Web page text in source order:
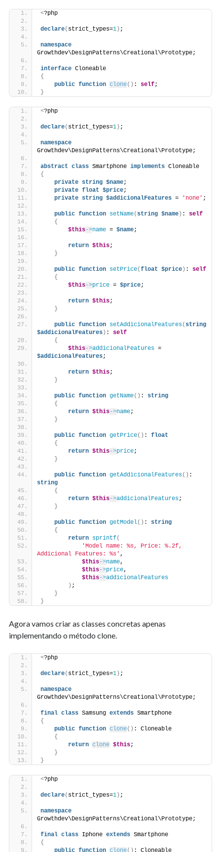
<?php
declare( strict_types=1) ;
namespace
Growthdev\DesignPatterns\Creational\Prototype;
interface Cloneable
{
public function clone() : self;
}
<?php
declare( strict_types=1) ;
namespace
Growthdev\DesignPatterns\Creational\Prototype;
abstract class Smartphone implements Cloneable
{
private string $name;
private float $price;
private string $addicionalFeatures = 'none' ;
public function setName( string $name) : self
{
$this->name = $name;
return $this;
}
public function setPrice(float $price) : self
{
$this->price = $price;
return $this;
}
public function setAddicionalFeatures( string
$addicionalFeatures) : self
{
$this->addicionalFeatures
=
$addicionalFeatures;
return $this;
}
public function getName() : string
{
return $this->name;
}
public function getPrice() : float
{
return $this->price;
}
public function getAddicionalFeatures()
string
{
return $this->addicionalFeatures;
}
public function getModel() : string
{
return sprintf(
'Model name: %s, Price: %.2f,
Addicional Features: %s' ,
$this->name,
$this->price,
$this->addicionalFeatures
) ;
}
}
Agora vamos criar as classes concretas apenas
implementando o método clone.
<?php
declare( strict_types=1) ;
namespace
Growthdev\DesignPatterns\Creational\Prototype;
final class Samsung extends Smartphone
{
public function clone() : Cloneable
{
return clone $this;
}
}
<?php
declare( strict_types=1) ;
namespace
Growthdev\DesignPatterns\Creational\Prototype;
final class Iphone extends Smartphone
{
public function clone() : Cloneable